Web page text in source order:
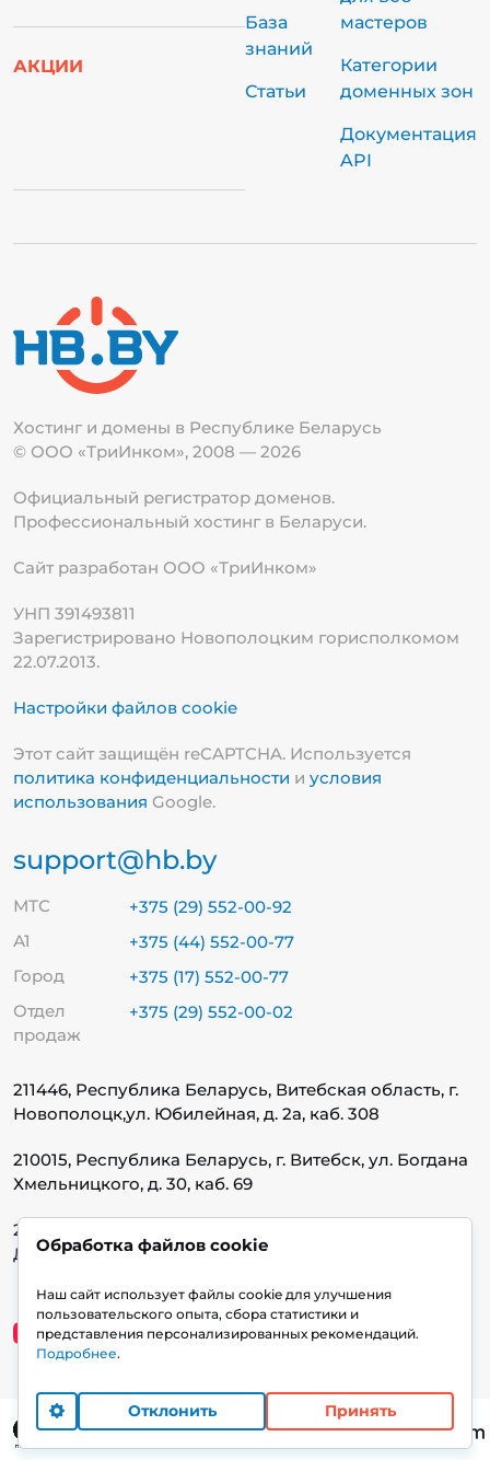
АКЦИИ
База
знаний
Статьи
мастеров
Категории
доменных зон
Документация
API
Хостинг и домены в Республике Беларусь
© ООО «ТриИнком», 2008 — 2026
Официальный регистратор доменов.
Профессиональный хостинг в Беларуси.
Сайт разработан ООО «ТриИнком»
УНП 391493811
Зарегистрировано Новополоцким горисполкомом
22.07.2013.
Настройки файлов cookie
Этот сайт защищён reCAPTCHA. Используется
политика конфиденциальности и условия
использования Google.
support@hb.by
МТС
+375 (29) 552-00-92
А1
+375 (44) 552-00-77
Город
+375 (17) 552-00-77
Отдел
продаж
+375 (29) 552-00-02
211446, Республика Беларусь, Витебская область, г.
Новополоцк,ул. Юбилейная, д. 2а, каб. 308
210015, Республика Беларусь, г. Витебск, ул. Богдана
Хмельницкого, д. 30, каб. 69
220140, Республика Беларусь, г. Минск, ул.
Домбровская, д. 9, каб. 13.1.1
Обработка файлов cookie
Наш сайт использует файлы cookie для улучшения
пользовательского опыта, сбора статистики и
представления персонализированных рекомендаций.
Подробнее.